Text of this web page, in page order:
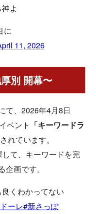
よ
に
11, 2026
別 開幕〜
て、2026年4月8日
ベント 「キーワードラ
れています。
て、キーワードを完
画です。
くわかってない
ーレ#新さっぽ